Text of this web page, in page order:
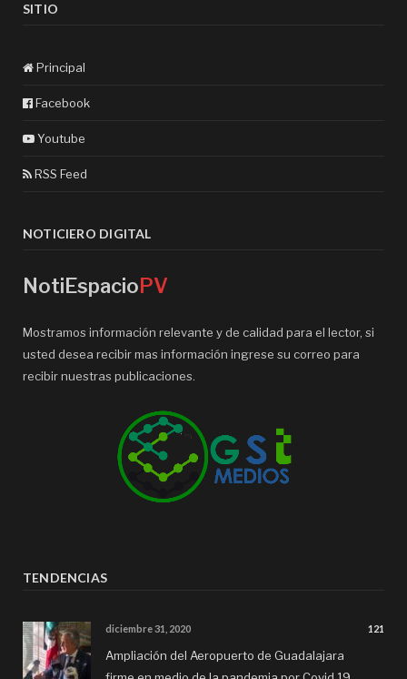
SITIO
Principal
Facebook
Youtube
RSS Feed
NOTICIERO DIGITAL
NotiEspacioPV
Mostramos información relevante y de calidad para el lector, si
usted desea recibir mas información ingrese su correo para
recibir nuestras publicaciones.
TENDENCIAS
diciembre 31, 2020 121
Ampliación del Aeropuerto de Guadalajara